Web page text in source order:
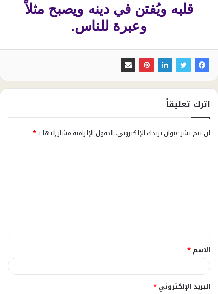
قلبه ويُفتن في دينه ويصبح مثلاً
وعبرة للناس.
اترك تعليقاً
لن يتم نشر عنوان بريدك الإلكتروني. الحقول الإلزامية مشار إليها بـ*
ق
*
الاسم *
البريد الإلكتروني *